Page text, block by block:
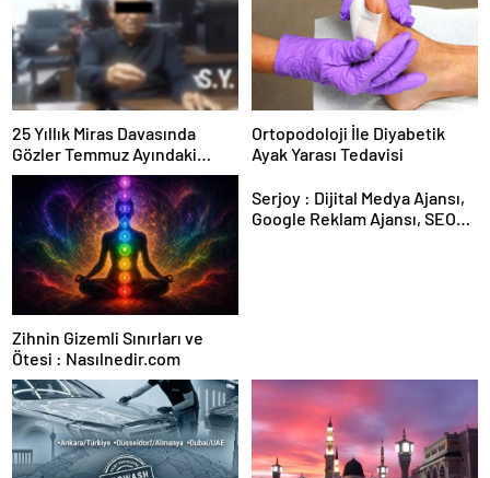
25 Yıllık Miras Davasında
Gözler Temmuz Ayındaki
Karar Duruşmasına Çevrildi
Ortopodoloji İle Diyabetik
Ayak Yarası Tedavisi
Zihnin Gizemli Sınırları ve
Ötesi : Nasılnedir.com
Serjoy : Dijital Medya Ajansı,
Google Reklam Ajansı, SEO